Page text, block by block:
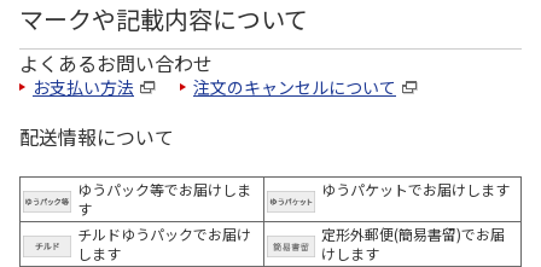
マークや記載内容について
よくあるお問い合わせ
お支払い方法 注文のキャンセルについて
配送情報について
ゆうパック等でお届けしま
す
ゆうパケットでお届けします
チルドゆうパックでお届け
します
定形外郵便(簡易書留)でお届
けします